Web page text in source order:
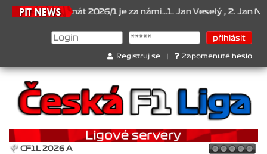
Šampionát 2026/1 je za námi...1. Jan Veselý , 2. Jan Nováček
Registruj se Zapomenuté heslo
CF1L 2026 A